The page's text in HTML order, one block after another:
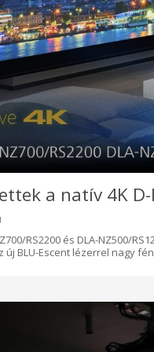
a natív 4K
RS2200 és DLA-NZ500/
új BLU-Escent lézerrel nagy